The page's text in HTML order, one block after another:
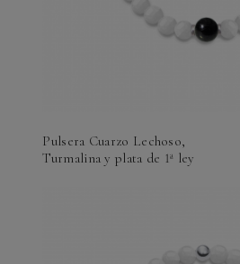
Pulsera Cuarzo Lechoso,
Turmalina y plata de 1ª ley